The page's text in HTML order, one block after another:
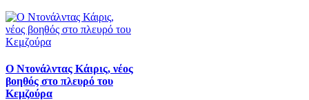
Ο Ντονάλντας Κάιρις, νέος
βοηθός στο πλευρό του
Κεμζούρα